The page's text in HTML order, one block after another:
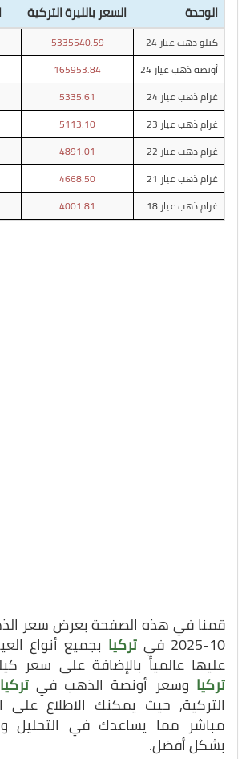
الوحدة السعر بالليرة التركية
كيلو ذهب عيار 24 5335540.59
أونصة ذهب عيار 24
165953.84
غرام ذهب عيار 24
5335.61
غرام ذهب عيار 23
5113.10
غرام ذهب عيار 22
4891.01
غرام ذهب عيار 21
4668.50
غرام ذهب عيار 18
4001.81
10-2025 في تركيا بجميع أنواع
عليها عالمياً بالإضافة على سعر
تركيا وسعر أونصة الذهب فيتركيا
التركية, حيث يمكنك الاطلاع على
مباشر مما يساعدك في التحليل
بشكل أفضل.